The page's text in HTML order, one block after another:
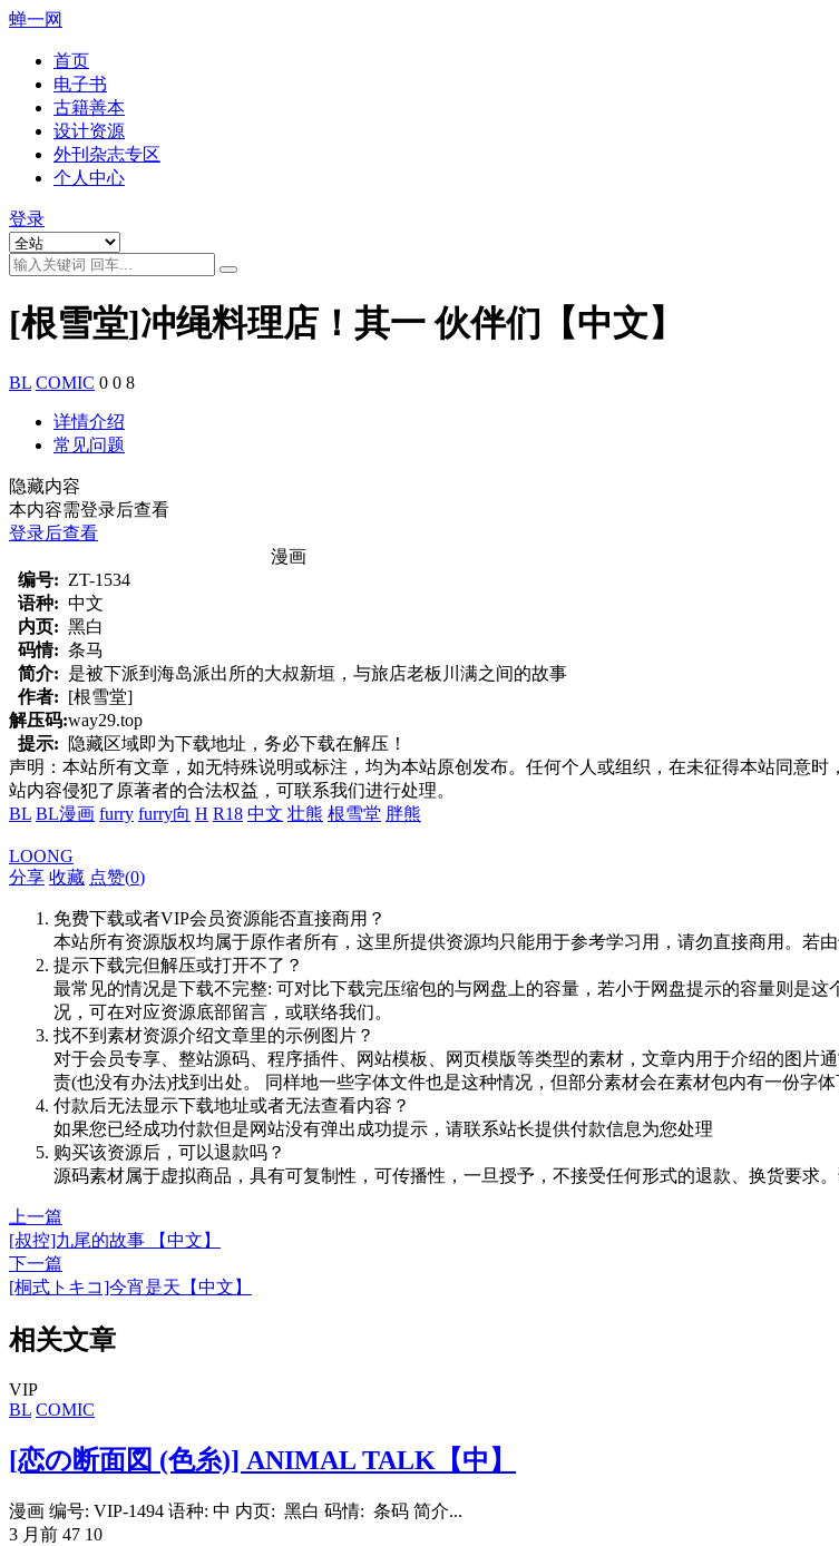
蝉一网
首页
电子书
古籍善本
设计资源
外刊杂志专区
个人中心
登录
[根雪堂]冲绳料理店！其一 伙伴们【中文】
BL COMIC 0 0 8
详情介绍
常见问题
隐藏内容
本内容需登录后查看
登录后查看
漫画
编号: ZT-1534
语种: 中文
内页: 黑白
码情: 条马
简介: 是被下派到海岛派出所的大叔新垣，与旅店老板川满之间的故事
作者: [根雪堂]
解压码:way29.top
提示:
隐藏区域即为下载地址，务必下载在解压！
声明：本站所有文章，如无特殊说明或标注，均为本站原创发布。任何个人或组织，在未征得本站同意
站内容侵犯了原著者的合法权益，可联系我们进行处理。
BL BL漫画 furry furry向 H R18 中文 壮熊 根雪堂 胖熊
LOONG
分享 收藏 点赞(0)
免费下载或者VIP会员资源能否直接商用？
本站所有资源版权均属于原作者所有，这里所提供资源均只能用于参考学习用，请勿直接商用。若
提示下载完但解压或打开不了？
最常见的情况是下载不完整: 可对比下载完压缩包的与网盘上的容量，若小于网盘提示的容量则是
况，可在对应资源底部留言，或联络我们。
找不到素材资源介绍文章里的示例图片？
对于会员专享、整站源码、程序插件、网站模板、网页模版等类型的素材，文章内用于介绍的图片
责(也没有办法)找到出处。 同样地一些字体文件也是这种情况，但部分素材会在素材包内有一份字体
付款后无法显示下载地址或者无法查看内容？
如果您已经成功付款但是网站没有弹出成功提示，请联系站长提供付款信息为您处理
购买该资源后，可以退款吗？
源码素材属于虚拟商品，具有可复制性，可传播性，一旦授予，不接受任何形式的退款、换货要求
上一篇
[叔控]九尾的故事 【中文】
下一篇
[桐式トキコ]今宵是天【中文】
相关文章
VIP
BL COMIC
[恋の断面図 (色糸)] ANIMAL TALK【中】
漫画 编号: VIP-1494 语种: 中 内页: 黑白 码情: 条码 简介...
3 月前 47 10